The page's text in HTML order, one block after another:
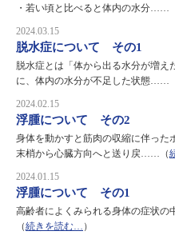
・若い頃と比べると体内の水分……
2024.03.15
脱水症について その1
脱水症とは「体から出る水分が増え
に、体内の水分が不足した状態……
2024.02.15
浮腫について その2
身体を動かすと筋肉の収縮に伴った
末梢から心臓方向へと送り戻……（
2024.01.15
浮腫について その1
高齢者によくみられる身体の症状の
（続きを読む… ）